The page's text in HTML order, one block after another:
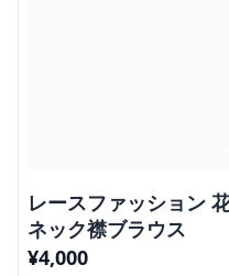
レースファッション
ネック襟ブラウス
¥4,000